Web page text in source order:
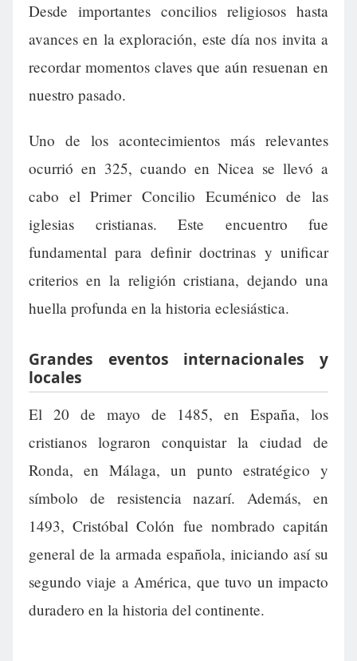
Desde importantes concilios religiosos hasta
avances en la exploración, este día nos invita a
recordar momentos claves que aún resuenan en
nuestro pasado.
Uno de los acontecimientos más relevantes
ocurrió en 325, cuando en Nicea se llevó a
cabo el Primer Concilio Ecuménico de las
iglesias cristianas. Este encuentro fue
fundamental para definir doctrinas y unificar
criterios en la religión cristiana, dejando una
huella profunda en la historia eclesiástica.
Grandes eventos internacionales y
locales
El 20 de mayo de 1485, en España, los
cristianos lograron conquistar la ciudad de
Ronda, en Málaga, un punto estratégico y
símbolo de resistencia nazarí. Además, en
1493, Cristóbal Colón fue nombrado capitán
general de la armada española, iniciando así su
segundo viaje a América, que tuvo un impacto
duradero en la historia del continente.